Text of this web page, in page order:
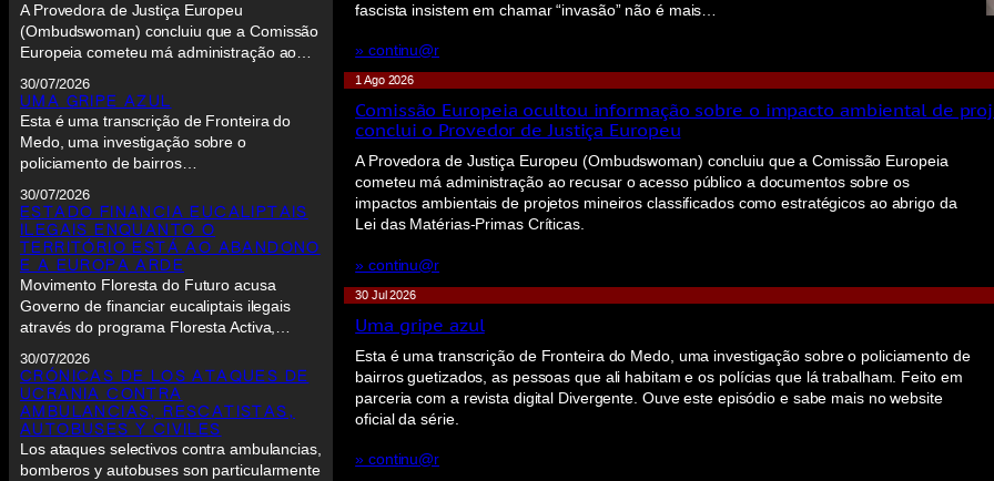
A Provedora de Justiça Europeu
(Ombudswoman) concluiu que a Comissão
Europeia cometeu má administração ao…
30/07/2026
UMA GRIPE AZUL
Esta é uma transcrição de Fronteira do
Medo, uma investigação sobre o
policiamento de bairros…
30/07/2026
ESTADO FINANCIA EUCALIPTAIS
ILEGAIS ENQUANTO O
TERRITÓRIO ESTÁ AO ABANDONO
E A EUROPA ARDE
Movimento Floresta do Futuro acusa
Governo de financiar eucaliptais ilegais
através do programa Floresta Activa,…
30/07/2026
CRÓNICAS DE LOS ATAQUES DE
UCRANIA CONTRA
AMBULANCIAS, RESCATISTAS,
AUTOBUSES Y CIVILES
Los ataques selectivos contra ambulancias,
bomberos y autobuses son particularmente
fascista insistem em chamar “invasão” não é mais…
» continu@r
1 Ago 2026
Comissão Europeia ocultou informação sobre o impacto ambiental de
conclui o Provedor de Justiça Europeu
A Provedora de Justiça Europeu (Ombudswoman) concluiu que a Comissão Europeia
cometeu má administração ao recusar o acesso público a documentos sobre os
impactos ambientais de projetos mineiros classificados como estratégicos ao abrigo da
Lei das Matérias-Primas Críticas.
» continu@r
30 Jul 2026
Uma gripe azul
Esta é uma transcrição de Fronteira do Medo, uma investigação sobre o policiamento de
bairros guetizados, as pessoas que ali habitam e os polícias que lá trabalham. Feito em
parceria com a revista digital Divergente. Ouve este episódio e sabe mais no website
oficial da série.
» continu@r